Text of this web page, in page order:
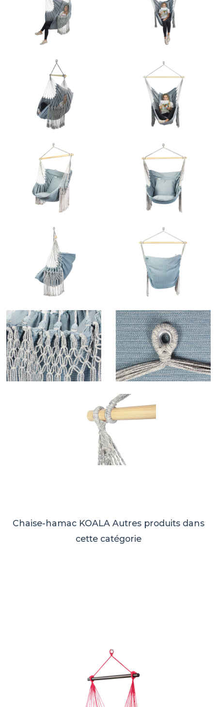
Chaise-hamac KOALA Autres produits dans
cette catégorie